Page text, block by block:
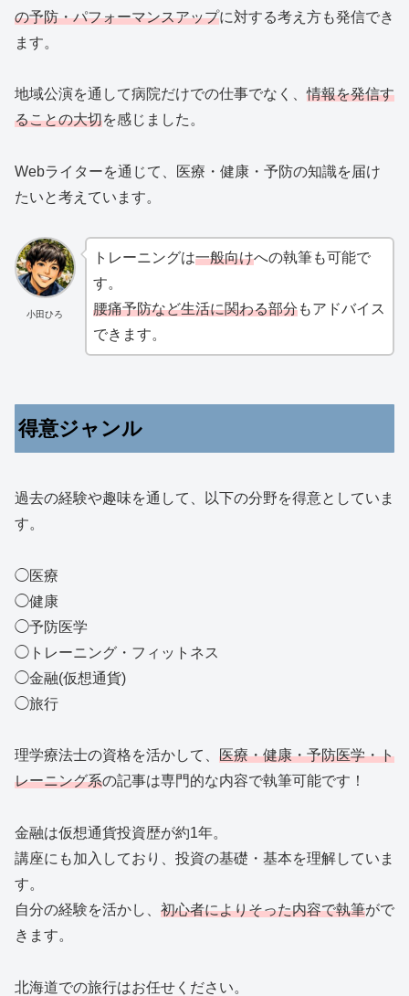
の予防・パフォーマンスアップに対する考え方も発信でき
ます。
地域公演を通して病院だけでの仕事でなく、情報を発信す
ることの大切を感じました。
Webライターを通じて、医療・健康・予防の知識を届け
たいと考えています。
小田ひろ
トレーニングは一般向けへの執筆も可能で
す。
腰痛予防など生活に関わる部分もアドバイス
できます。
得意ジャンル
過去の経験や趣味を通して、以下の分野を得意としていま
す。
◯医療
◯健康
◯予防医学
◯トレーニング・フィットネス
◯金融(仮想通貨)
◯旅行
理学療法士の資格を活かして、 医療・健康・予防医学・ト
レーニング系の記事は専門的な内容で執筆可能です！
金融は仮想通貨投資歴が約1年。
講座にも加入しており、投資の基礎・基本を理解していま
す。
自分の経験を活かし、 初心者によりそった内容で執筆がで
きます。
北海道での旅行はお任せください。